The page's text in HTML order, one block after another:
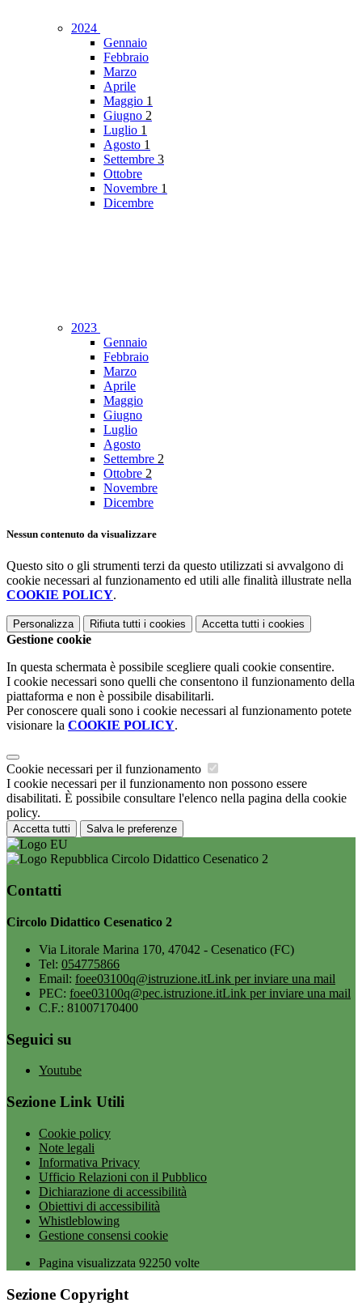
2024
Gennaio
Febbraio
Marzo
Aprile
Maggio 1
Giugno 2
Luglio 1
Agosto 1
Settembre 3
Ottobre
Novembre 1
Dicembre
2023
Gennaio
Febbraio
Marzo
Aprile
Maggio
Giugno
Luglio
Agosto
Settembre 2
Ottobre 2
Novembre
Dicembre
Nessun contenuto da visualizzare
Questo sito o gli strumenti terzi da questo utilizzati si avvalgono di
cookie necessari al funzionamento ed utili alle finalità illustrate nella
COOKIE POLICY.
Personalizza Rifiuta tutti i cookies Accetta tutti i cookies
Gestione cookie
In questa schermata è possibile scegliere quali cookie consentire.
I cookie necessari sono quelli che consentono il funzionamento della
piattaforma e non è possibile disabilitarli.
Per conoscere quali sono i cookie necessari al funzionamento potete
visionare la COOKIE POLICY.
Cookie necessari per il funzionamento
I cookie necessari per il funzionamento non possono essere
disabilitati. È possibile consultare l'elenco nella pagina della cookie
policy.
Accetta tutti Salva le preferenze
Circolo Didattico Cesenatico 2
Contatti
Circolo Didattico Cesenatico 2
Via Litorale Marina 170, 47042 - Cesenatico (FC)
Tel: 054775866
Email: foee03100q@istruzione.itLink per inviare una mail
PEC: foee03100q@pec.istruzione.itLink per inviare una mail
C.F.: 81007170400
Seguici su
Youtube
Sezione Link Utili
Cookie policy
Note legali
Informativa Privacy
Ufficio Relazioni con il Pubblico
Dichiarazione di accessibilità
Obiettivi di accessibilità
Whistleblowing
Gestione consensi cookie
Pagina visualizzata 92250 volte
Sezione Copyright